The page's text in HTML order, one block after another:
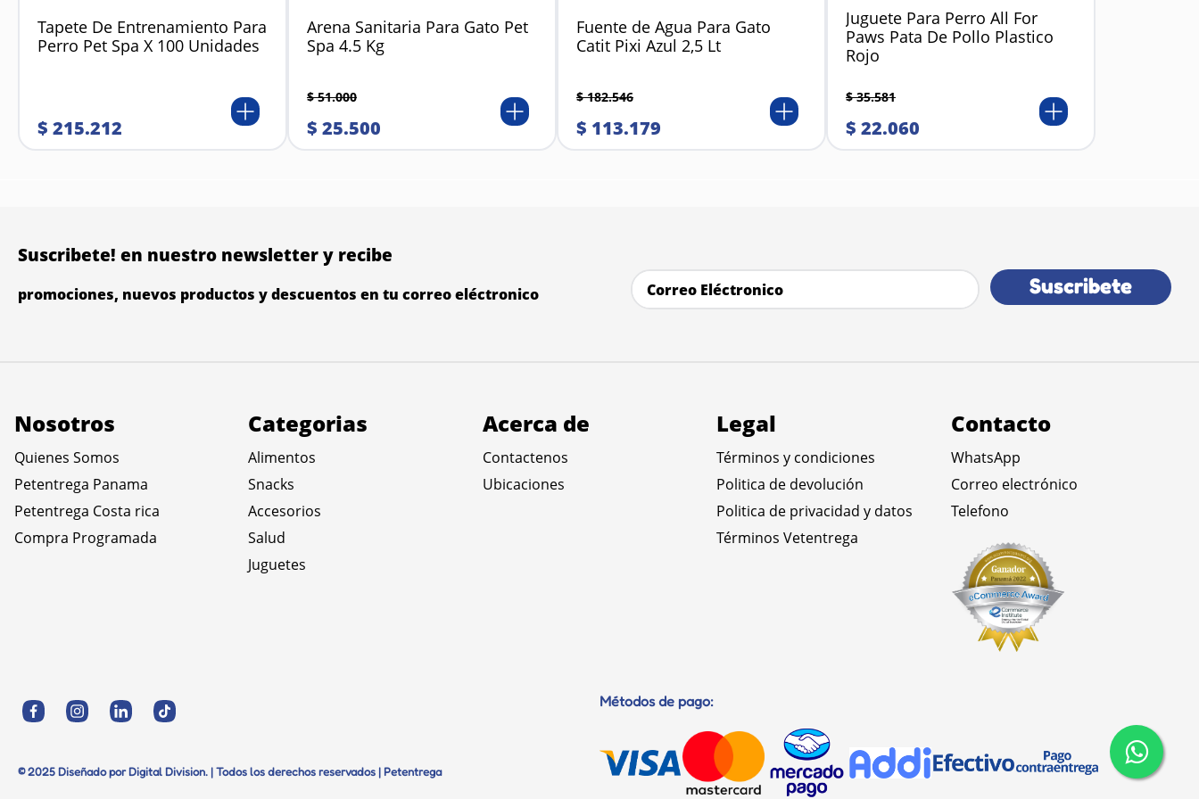
Tapete De Entrenamiento Para
Perro Pet Spa X 100 Unidades
$ 215.212
Arena Sanitaria Para Gato Pet
Spa 4.5 Kg
$ 51.000
$ 25.500
Fuente de Agua Para Gato
Catit Pixi Azul 2,5 Lt
$ 182.546
$ 113.179
Juguete Para Perro All For
Paws Pata De Pollo Plastico
Rojo
$ 35.581
$ 22.060
Suscribete! en nuestro newsletter y recibe
promociones, nuevos productos y descuentos en tu correo eléctronico Suscribete
Nosotros
Quienes Somos
Petentrega Panama
Petentrega Costa rica
Compra Programada
Categorias
Alimentos
Snacks
Accesorios
Salud
Juguetes
Acerca de
Contactenos
Ubicaciones
Legal
Términos y condiciones
Politica de devolución
Politica de privacidad y datos
Términos Vetentrega
Contacto
WhatsApp
Correo electrónico
Telefono
© 2025 Diseñado por Digital Division. | Todos los derechos reservados | Petentrega
Métodos de pago: